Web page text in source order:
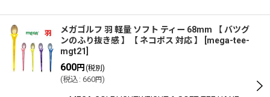
メガゴルフ 羽 軽量 ソフト ティー 68mm 【 バツグ
ンのふり抜き感 】【 ネコポス 対応 】
mega-tee-
mgt21
600円 (税別)
(税込 : 660円)